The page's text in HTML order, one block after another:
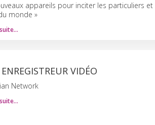
appareils pour inciter les particuliers
monde »
VIDÉO
Network